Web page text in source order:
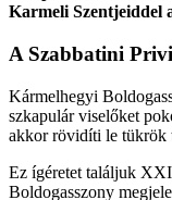
Karmeli Szentjeiddel
A Szabbatini
Kármelhegyi
szkapulár viselőket
akkor rövidíti le tükrök
Ez ígéretet találjuk
Boldogasszony